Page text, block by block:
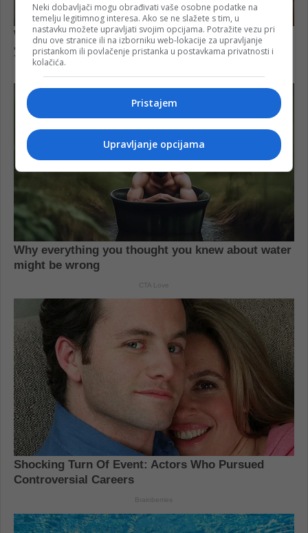
Neki dobavljači mogu obrađivati vaše osobne podatke na
temelju legitimnog interesa. Ako se ne slažete s tim, u
nastavku možete upravljati svojim opcijama. Potražite vezu pri
dnu ove stranice ili na izborniku web-lokacije za upravljanje
pristankom ili povlačenje pristanka u postavkama privatnosti i
kolačića.
Pristajem
Upravljanje opcijama